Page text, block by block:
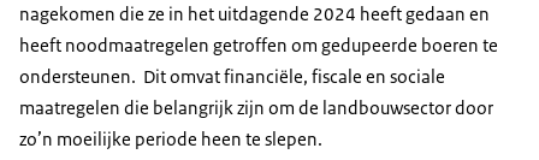
nagekomen die ze in het uitdagende 2024 heeft gedaan en
heeft noodmaatregelen getroffen om gedupeerde boeren te
ondersteunen. Dit omvat financiële, fiscale en sociale
maatregelen die belangrijk zijn om de landbouwsector door
zo’n moeilijke periode heen te slepen.